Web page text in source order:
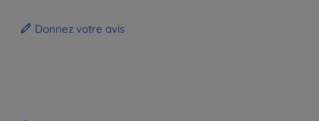
Donnez votre avis